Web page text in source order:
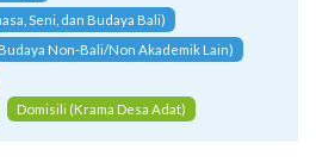
Seni, dan Budaya Bali)
Non-Bali/Non Akademik Lain)
Domisili (Krama Desa Adat)